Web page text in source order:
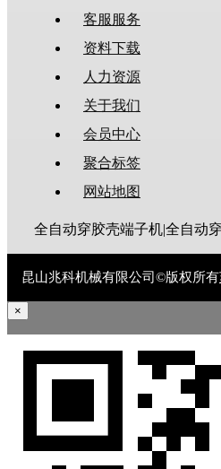
客服服务
资料下载
人力资源
关于我们
会员中心
聚合标签
网站地图
昆山兆科机械有限公司©版权所有
×